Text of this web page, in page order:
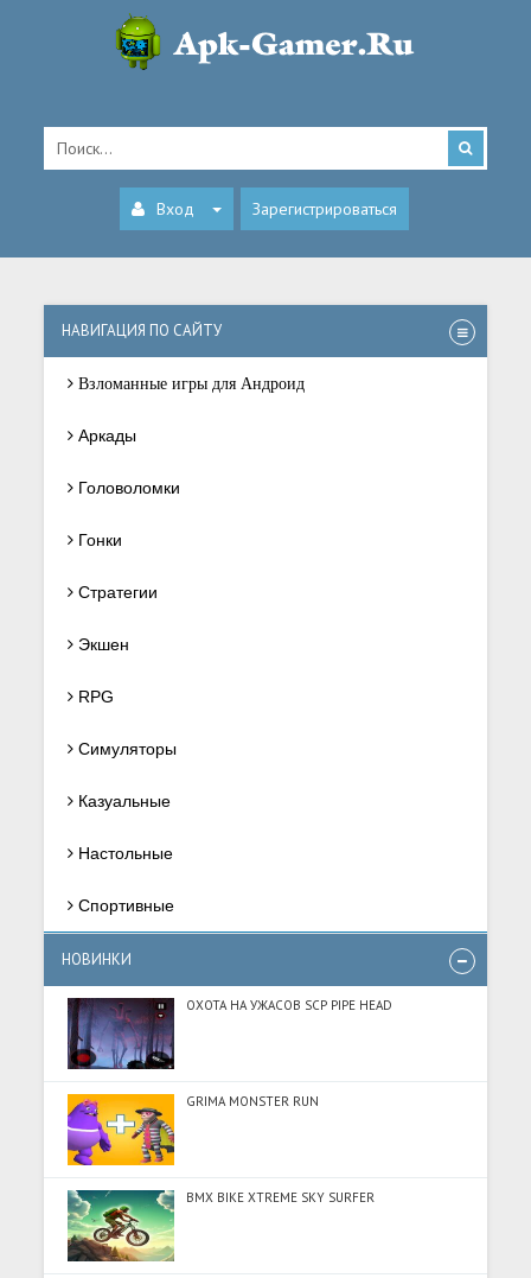
Вход Зарегистрироваться
НАВИГАЦИЯ ПО САЙТУ
Взломанные игры для Андроид
Аркады
Головоломки
Гонки
Стратегии
Экшен
RPG
Симуляторы
Казуальные
Настольные
Спортивные
НОВИНКИ
ОХОТА НА УЖАСОВ SCP PIPE HEAD
GRIMA MONSTER RUN
BMX BIKE XTREME SKY SURFER